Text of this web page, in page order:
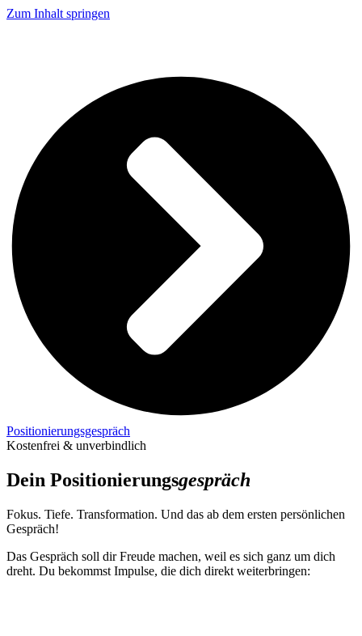
Zum Inhalt springen
Positionierungs­gespräch
Kostenfrei & unverbindlich
Dein Positionierungs­gespräch
Fokus. Tiefe. Transformation. Und das ab dem ersten persönlichen
Gespräch!
Das Gespräch soll dir Freude machen, weil es sich ganz um dich
dreht. Du bekommst Impulse, die dich direkt weiterbringen: